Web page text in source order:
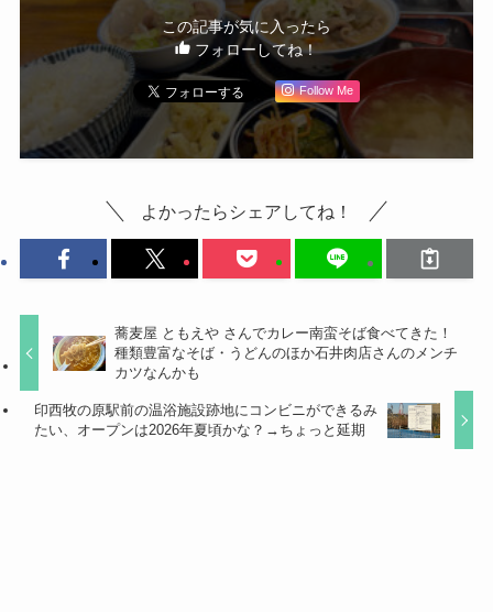
この記事が気に入ったら
フォローしてね！
Follow Me
よかったらシェアしてね！
蕎麦屋 ともえや さんでカレー南蛮そば食べてきた！
種類豊富なそば・うどんのほか石井肉店さんのメンチ
カツなんかも
印西牧の原駅前の温浴施設跡地にコンビニができるみ
たい、オープンは2026年夏頃かな？→ちょっと延期